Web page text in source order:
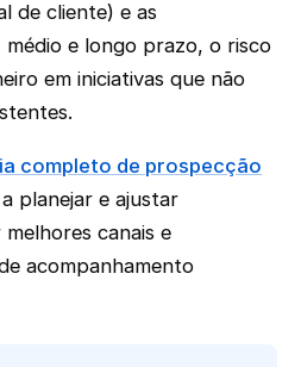
de cliente) e as
e longo prazo, o risco
em iniciativas que não
completo de prospecção
planejar e ajustar
canais e
acompanhamento